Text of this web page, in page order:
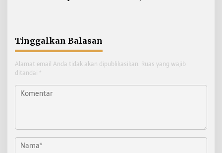
Tinggalkan Balasan
Alamat email Anda tidak akan dipublikasikan. Ruas yang wajib
ditandai *